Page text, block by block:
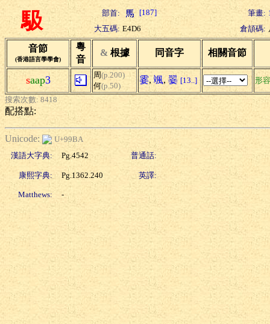
馺 部首: [187] 筆畫:
大五碼: E4D6 倉頡碼:
音節
(香港語言學學會)
粵
音
& 根據 同音字 相關音節
saap3 周(p.200)
何(p.50)
霎, 颯, 翣 [13..] 形
搜索次數: 8418
配搭點:
Unicode:
U+99BA
漢語大字典:
Pg.4542 普通話:
康熙字典: Pg.1362.240 英譯:
Matthews: -